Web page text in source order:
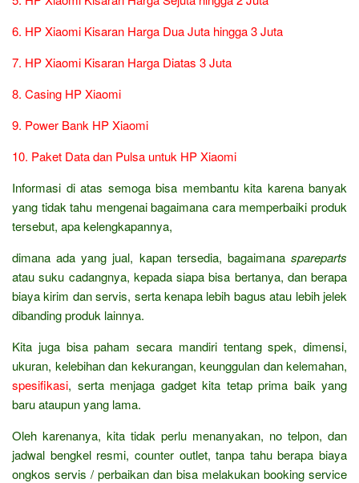
6. HP Xiaomi Kisaran Harga Dua Juta hingga 3 Juta
7. HP Xiaomi Kisaran Harga Diatas 3 Juta
8. Casing HP Xiaomi
9. Power Bank HP Xiaomi
10. Paket Data dan Pulsa untuk HP Xiaomi
Informasi di atas semoga bisa membantu kita karena banyak
yang tidak tahu mengenai bagaimana cara memperbaiki produk
tersebut, apa kelengkapannya,
dimana ada yang jual, kapan tersedia, bagaimana spareparts
atau suku cadangnya, kepada siapa bisa bertanya, dan berapa
biaya kirim dan servis, serta kenapa lebih bagus atau lebih jelek
dibanding produk lainnya.
Kita juga bisa paham secara mandiri tentang spek, dimensi,
ukuran, kelebihan dan kekurangan, keunggulan dan kelemahan,
spesifikasi, serta menjaga gadget kita tetap prima baik yang
baru ataupun yang lama.
Oleh karenanya, kita tidak perlu menanyakan, no telpon, dan
jadwal bengkel resmi, counter outlet, tanpa tahu berapa biaya
ongkos servis / perbaikan dan bisa melakukan booking service